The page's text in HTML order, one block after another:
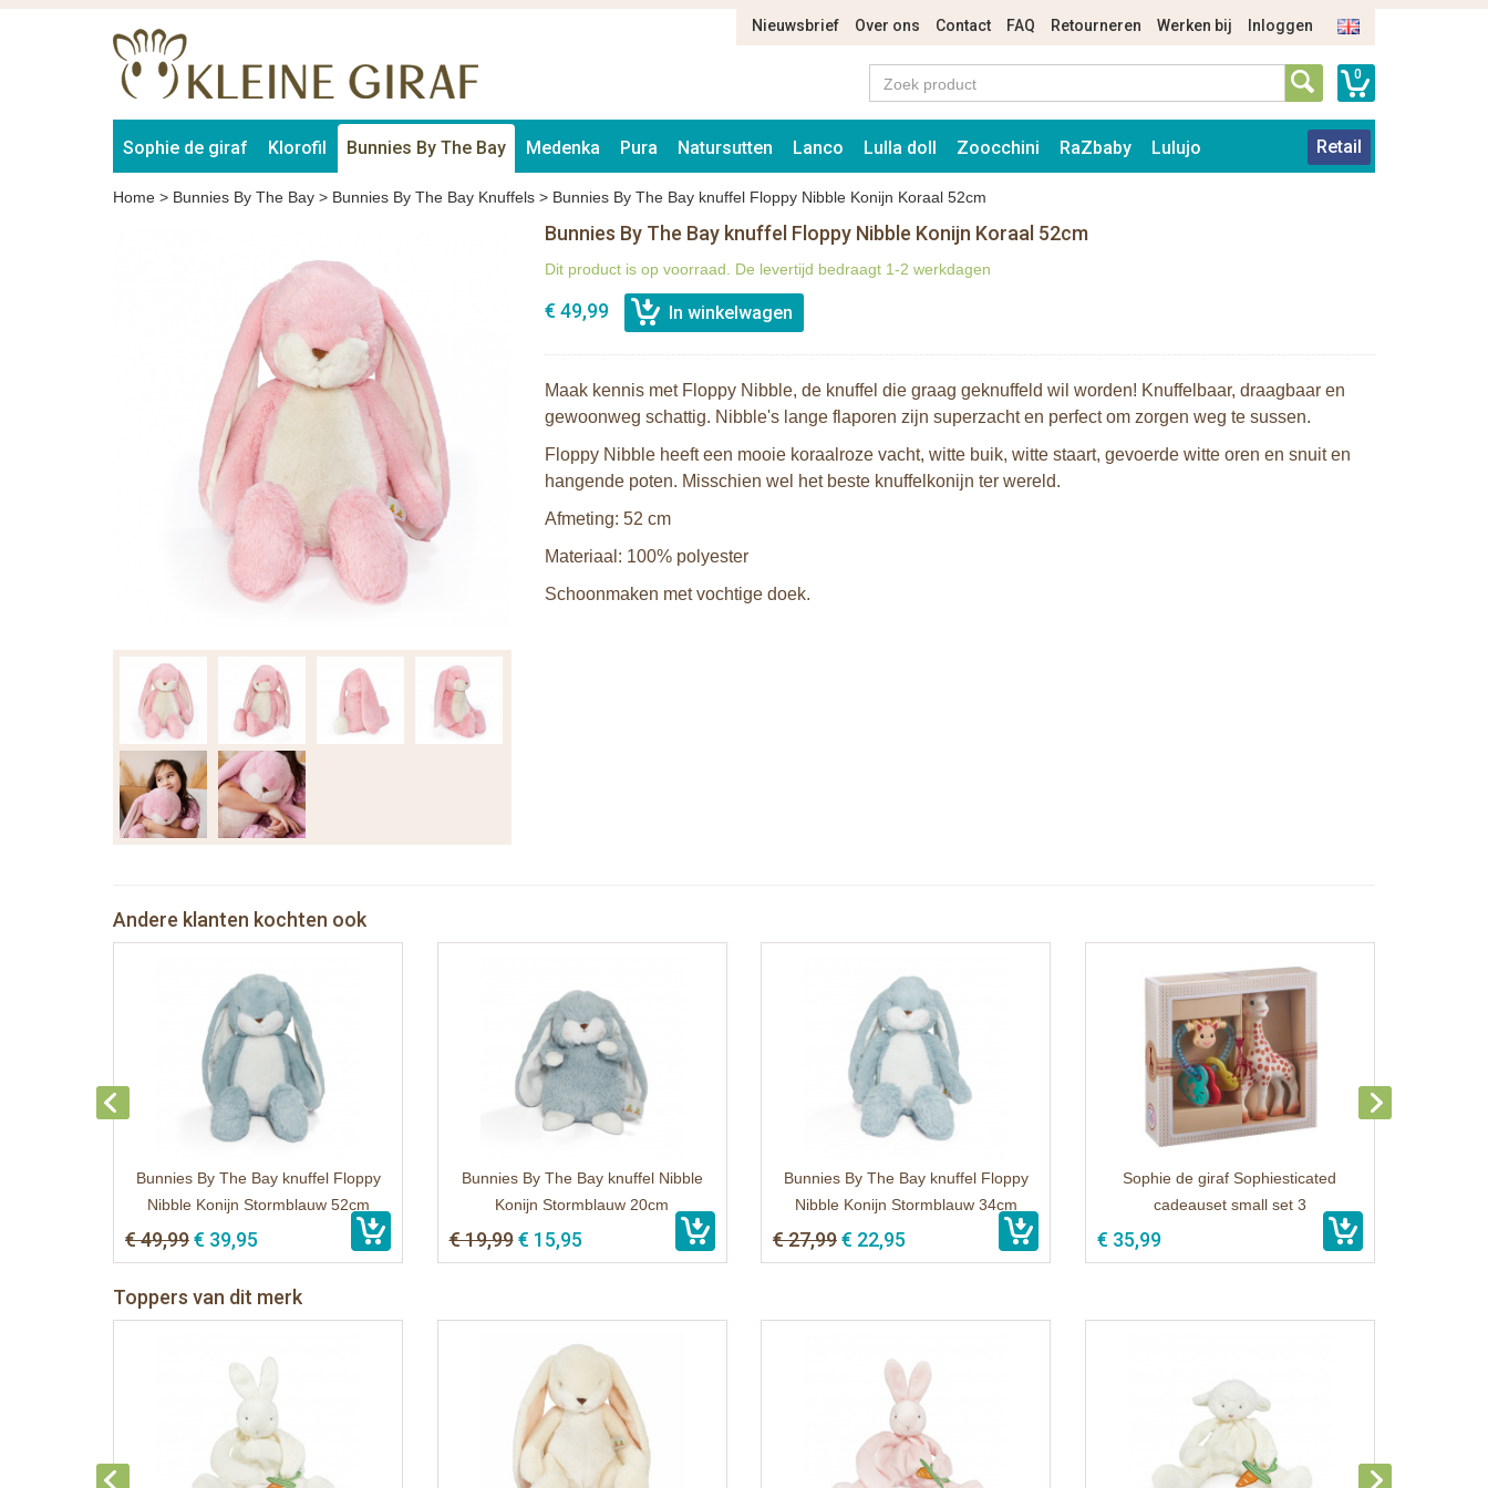
Nieuwsbrief Over ons Contact FAQ Retourneren Werken bij Inloggen
0
Sophie de giraf Klorofil Bunnies By The Bay Medenka Pura Natursutten Lanco Lulla doll Zoocchini RaZbaby Lulujo Retail
Home > Bunnies By The Bay > Bunnies By The Bay Knuffels > Bunnies By The Bay knuffel Floppy Nibble Konijn Koraal 52cm
Bunnies By The Bay knuffel Floppy Nibble Konijn Koraal 52cm
Dit product is op voorraad. De levertijd bedraagt 1-2 werkdagen
€ 49,99
Maak kennis met Floppy Nibble, de knuffel die graag geknuffeld wil worden! Knuffelbaar, draagbaar en
gewoonweg schattig. Nibble's lange flaporen zijn superzacht en perfect om zorgen weg te sussen.
Floppy Nibble heeft een mooie koraalroze vacht, witte buik, witte staart, gevoerde witte oren en snuit en
hangende poten. Misschien wel het beste knuffelkonijn ter wereld.
Afmeting: 52 cm
Materiaal: 100% polyester
Schoonmaken met vochtige doek.
Andere klanten kochten ook
Bunnies By The Bay knuffel Floppy
Nibble Konijn Stormblauw 52cm
€ 49,99€ 39,95
Bunnies By The Bay knuffel Nibble
Konijn Stormblauw 20cm
€ 19,99€ 15,95
Bunnies By The Bay knuffel Floppy
Nibble Konijn Stormblauw 34cm
€ 27,99€ 22,95
Sophie de giraf Sophiesticated
cadeauset small set 3
€ 35,99
Toppers van dit merk